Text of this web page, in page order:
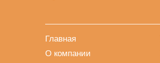
Главная
О компании